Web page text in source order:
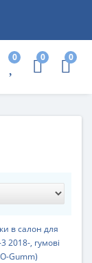
0 0 0